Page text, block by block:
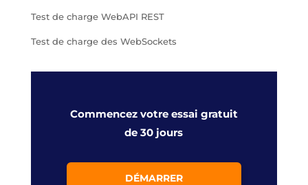
Test de charge WebAPI REST
Test de charge des WebSockets
Commencez votre essai gratuit
de 30 jours
DÉMARRER